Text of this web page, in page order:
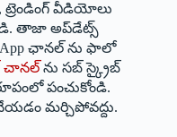
ట్రెండింగ్ వీడియోలు
తాజా అప్‌డేట్స్
ఛానల్ ను ఫాలో
చానల్ ను సబ్ స్క్రైబ్
పంచుకోండి.
మర్చిపోవద్దు.